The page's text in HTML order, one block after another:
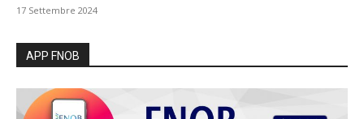
17 Settembre 2024
APP FNOB